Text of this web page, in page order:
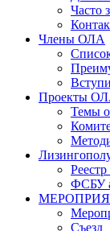
Часто
Члены ОЛА
Проекты
Темы
ФСБУ
Съезд